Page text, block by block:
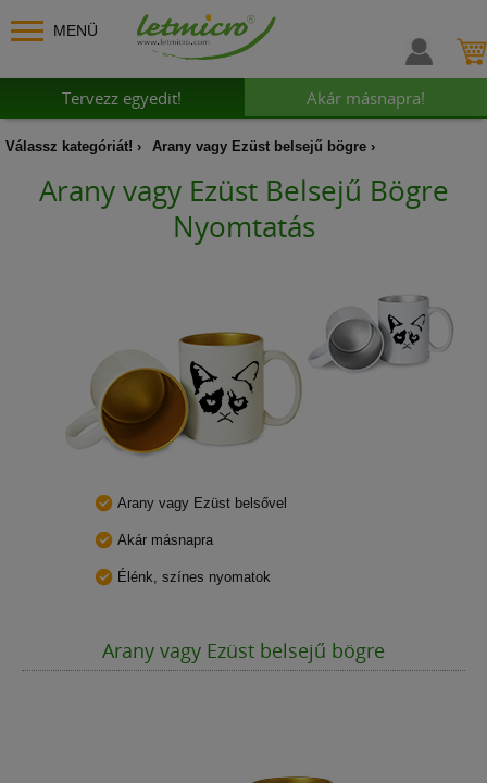
MENÜ
Tervezz egyedit! Akár másnapra!
Válassz kategóriát! Arany vagy Ezüst belsejű bögre
Arany vagy Ezüst Belsejű Bögre
Nyomtatás
Arany vagy Ezüst belsővel
Akár másnapra
Élénk, színes nyomatok
Arany vagy Ezüst belsejű bögre